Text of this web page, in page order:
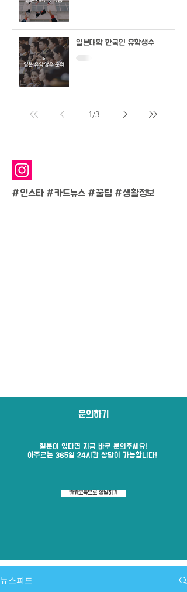
일본대학 한국인 유학생수
1/3
#인스타 #카드뉴스 #꿀팁 #생활정보
문의하기
질문이 있다면 지금 바로​ 문의주세요!
​아주르는 365일 24시간 상담이 가능합니다!
카카오톡으로 상담하기
​뉴스피드